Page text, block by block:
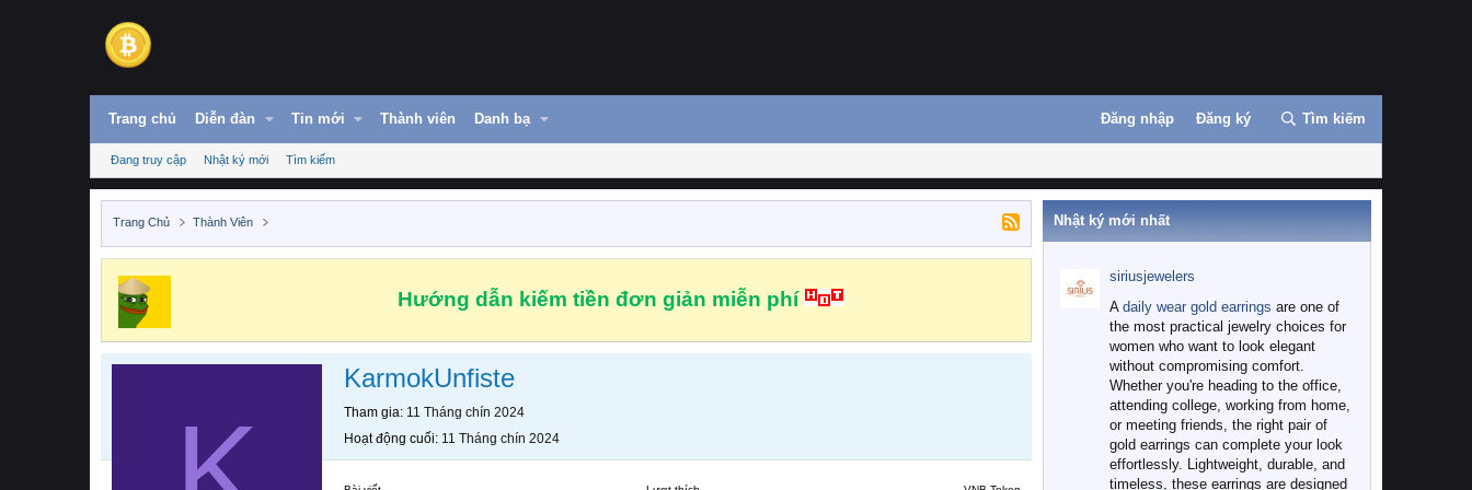
Trang chủ Diễn đàn Tin mới Thành viên Danh bạ Đăng nhập Đăng ký Tìm kiếm
Đang truy cập Nhật ký mới Tìm kiếm
Trang Chủ Thành Viên
Hướng dẫn kiếm tiền đơn giản miễn phí
KarmokUnfiste
Tham gia 11 Tháng chín 2024
Hoạt động cuối 11 Tháng chín 2024
Nhật ký mới nhất
siriusjewelers
A daily wear gold earrings are one of
the most practical jewelry choices for
women who want to look elegant
without compromising comfort.
Whether you're heading to the office,
attending college, working from home,
or meeting friends, the right pair of
gold earrings can complete your look
effortlessly. Lightweight, durable, and
timeless, these earrings are designed